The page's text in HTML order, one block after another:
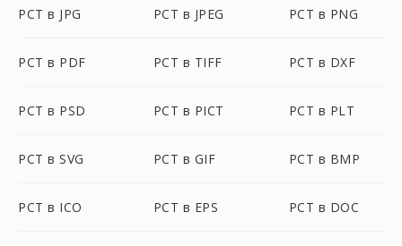
PCT в JPG PCT в JPEG PCT в PNG
PCT в PDF PCT в TIFF PCT в DXF
PCT в PSD PCT в PICT PCT в PLT
PCT в SVG PCT в GIF PCT в BMP
PCT в ICO PCT в EPS PCT в DOC